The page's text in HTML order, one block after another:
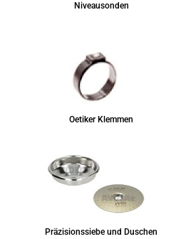
Niveausonden
Oetiker Klemmen
Präzisionssiebe und Duschen